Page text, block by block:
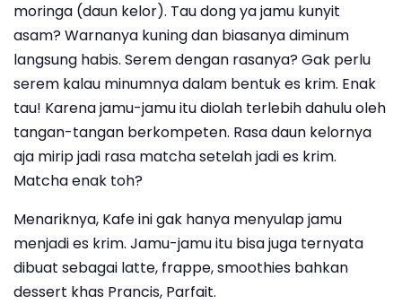
moringa (daun kelor). Tau dong ya jamu kunyit
asam? Warnanya kuning dan biasanya diminum
langsung habis. Serem dengan rasanya? Gak perlu
serem kalau minumnya dalam bentuk es krim. Enak
tau! Karena jamu-jamu itu diolah terlebih dahulu oleh
tangan-tangan berkompeten. Rasa daun kelornya
aja mirip jadi rasa matcha setelah jadi es krim.
Matcha enak toh?
Menariknya, Kafe ini gak hanya menyulap jamu
menjadi es krim. Jamu-jamu itu bisa juga ternyata
dibuat sebagai latte, frappe, smoothies bahkan
dessert khas Prancis, Parfait.